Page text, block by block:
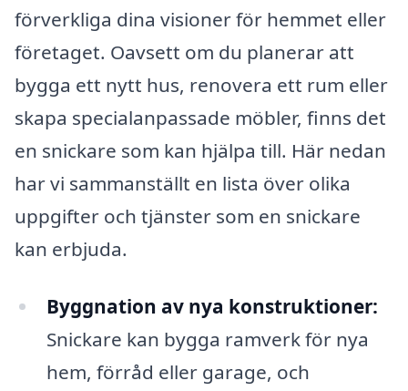
förverkliga dina visioner för hemmet eller
företaget. Oavsett om du planerar att
bygga ett nytt hus, renovera ett rum eller
skapa specialanpassade möbler, finns det
en snickare som kan hjälpa till. Här nedan
har vi sammanställt en lista över olika
uppgifter och tjänster som en snickare
kan erbjuda.
Byggnation av nya konstruktioner:
Snickare kan bygga ramverk för nya
hem, förråd eller garage, och